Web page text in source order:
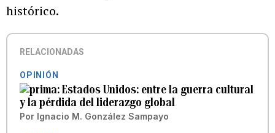
histórico.
RELACIONADAS
OPINIÓN
Estados Unidos: entre la guerra cultural
y la pérdida del liderazgo global
Por Ignacio M. González Sampayo